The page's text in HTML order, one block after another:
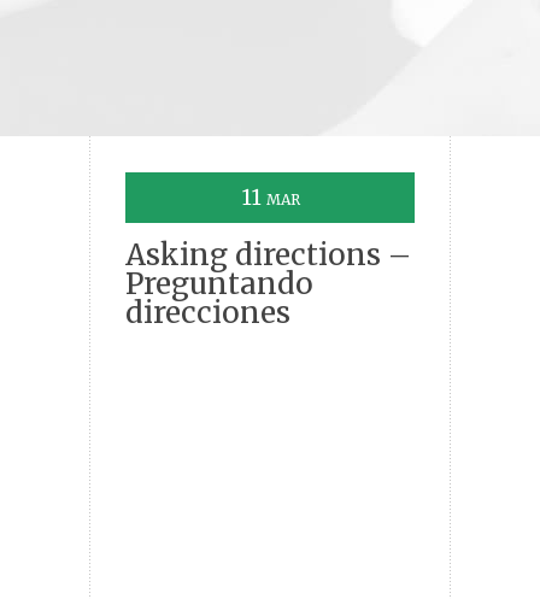
11 MAR
Asking directions –
Preguntando
direcciones